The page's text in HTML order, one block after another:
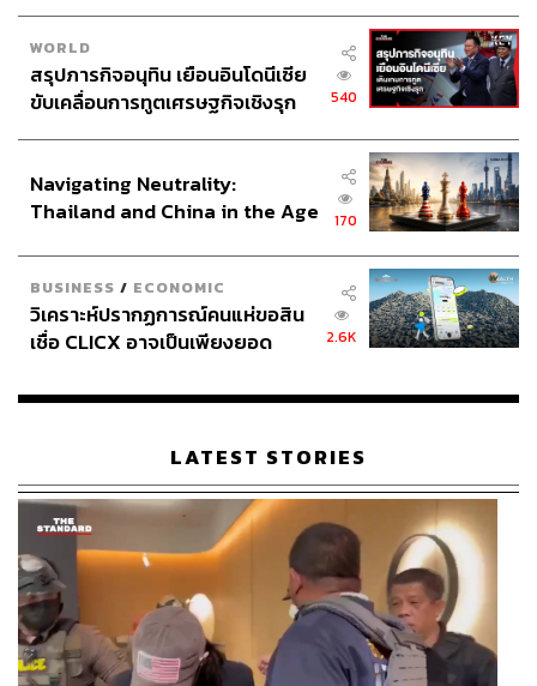
WORLD
สรุปภารกิจอนุทิน เยือนอินโดนีเซีย
ขับเคลื่อนการทูตเศรษฐกิจเชิงรุก
540
Navigating Neutrality:
Thailand and China in the Age
170
BUSINESS / ECONOMIC
วิเคราะห์ปรากฏการณ์คนแห่ขอสิน
เชื่อ CLICX อาจเป็นเพียงยอด
เรือนไทยที่ถูกซุกไว้
2.6K
LATEST STORIES